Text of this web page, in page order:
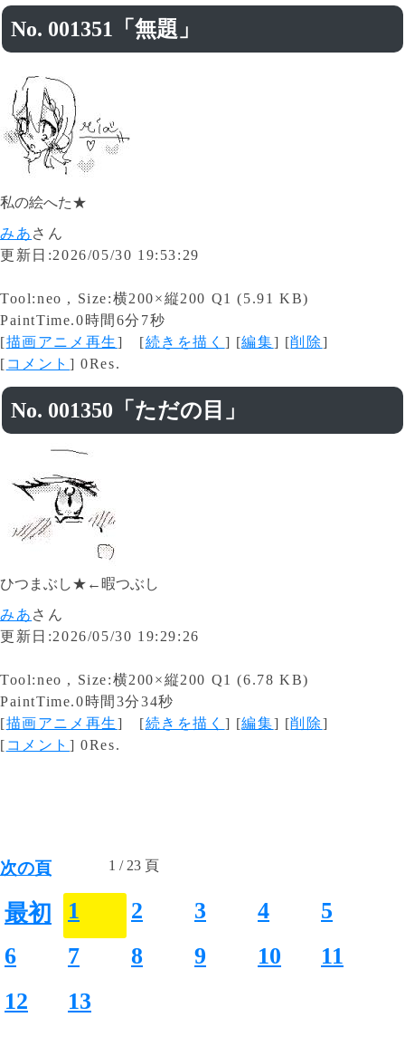
No. 001351「無題」
私の絵へた★
みあ さん
更新日:2026/05/30 19:53:29
Tool:neo , Size:横200×縦200 Q1 (5.91 KB)
PaintTime.0時間6分7秒
[描画アニメ再生] [続きを描く ] [編集] [削除]
[ コメント] 0Res.
No. 001350「ただの目」
ひつまぶし★←暇つぶし
みあ さん
更新日:2026/05/30 19:29:26
Tool:neo , Size:横200×縦200 Q1 (6.78 KB)
PaintTime.0時間3分34秒
[描画アニメ再生] [続きを描く ] [編集] [削除]
[ コメント] 0Res.
次の頁 1 / 23 頁
最初 1 2 3 4
5
6
7 8 9 10
11
12
13